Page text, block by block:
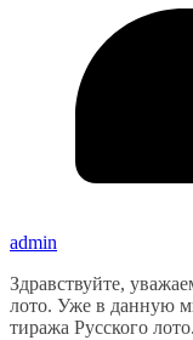
admin
Здравствуйте,
лото. Уже в данную
тиража Русского